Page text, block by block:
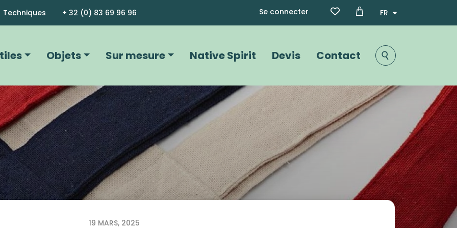
Aller au contenu principal
Techniques + 32 (0) 83 69 96 96 Menu du compte de
Se connecter
principale
Objets Sur mesure Native Spirit Devis Contact
19 MARS, 2025